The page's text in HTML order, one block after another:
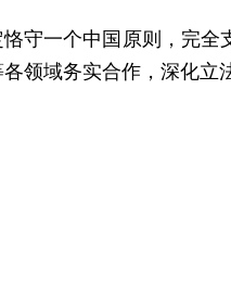
守一个中国原则，完
领域务实合作，深化